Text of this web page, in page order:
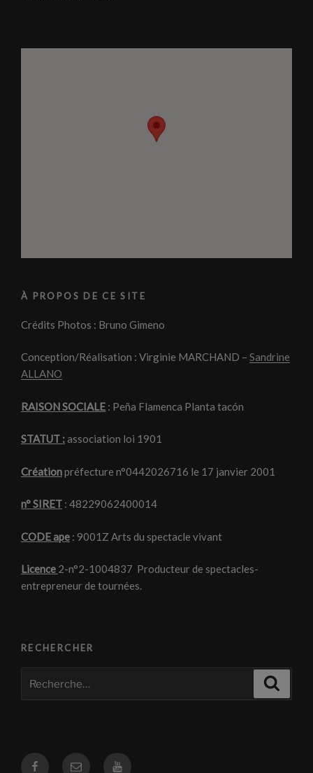
À PROPOS DE CE SITE
Crédits Photos : Bruno Gimeno
Conception/Réalisation : Virginie MARCHAND – Sandrine
ALLANO
RAISON SOCIALE : Peña Flamenca Planta tacón
STATUT :association loi 1901
Créationpréfecture n°0442026716 le 17 janvier 2001
n° SIRET : 48229062400014
CODE ape : 9001Z Arts du spectacle vivant
Licence 2-n°2-1004837 Producteur de spectacles-
entrepreneur de tournées.
RECHERCHER
FacebookCourriel Youtube